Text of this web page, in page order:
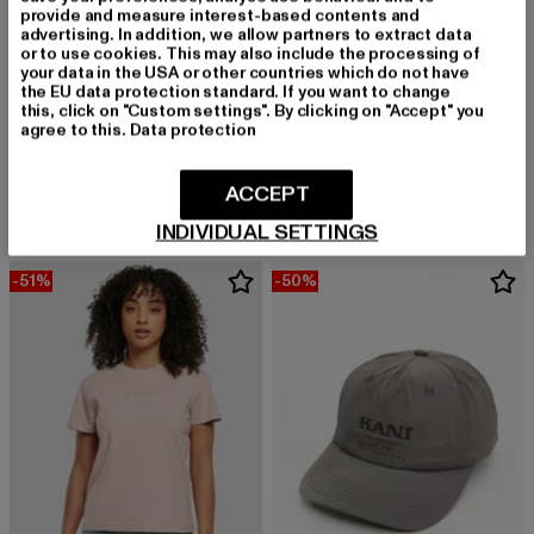
KARL KANI
Derzeitiger Preis: ab 14,10 EURAktionspreis: 29,99 EUR
24,00 EUR
Derzeitiger Preis: 24,00 EUR
-51% -50%
provide and measure interest-based contents and
advertising. In addition, we allow partners to extract data
or to use cookies. This may also include the processing of
your data in the USA or other countries which do not have
the EU data protection standard. If you want to change
this, click on "Custom settings". By clicking on "Accept" you
agree to this. Data protection
INDIVIDUAL SETTINGS
ACCEPT